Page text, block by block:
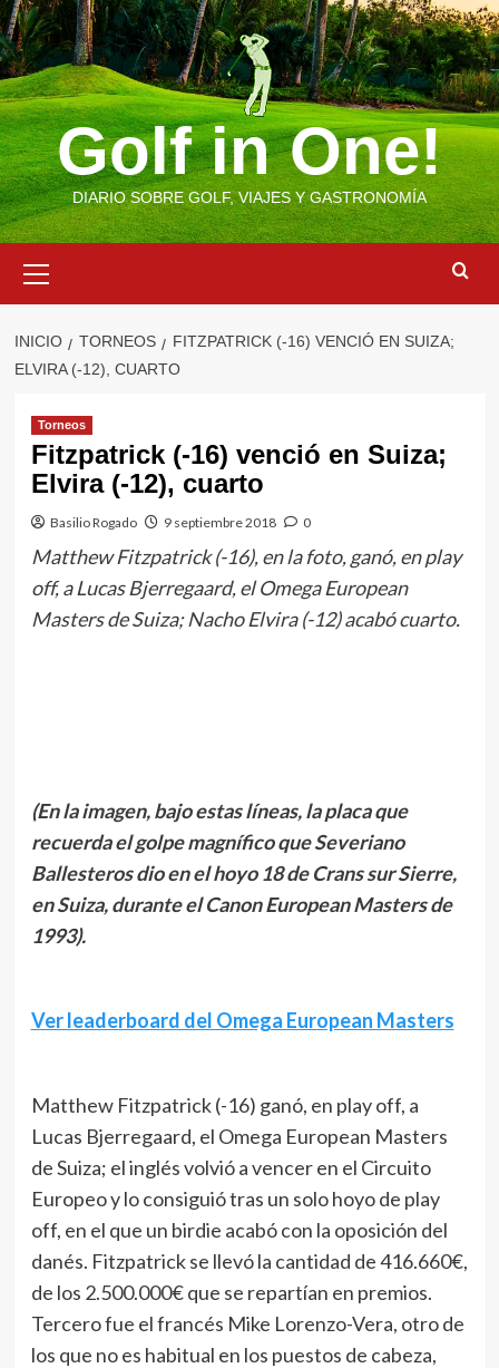
Saltar
al
contenido
Golf in One!
DIARIO SOBRE GOLF, VIAJES Y GASTRONOMÍA
primario
INICIO TORNEOS
FITZPATRICK (-16) VENCIÓ EN SUIZA;
ELVIRA (-12), CUARTO
Torneos
Fitzpatrick (-16) venció en Suiza;
Elvira (-12), cuarto
Basilio Rogado 9 septiembre 2018 0
Matthew Fitzpatrick (-16), en la foto, ganó, en play
off, a Lucas Bjerregaard, el Omega European
Masters de Suiza; Nacho Elvira (-12) acabó cuarto.
(En la imagen, bajo estas líneas, la placa que
recuerda el golpe magnífico que Severiano
Ballesteros dio en el hoyo 18 de Crans sur Sierre,
en Suiza, durante el Canon European Masters de
1993).
Ver leaderboard del Omega European Masters
Matthew Fitzpatrick (-16) ganó, en play off, a
Lucas Bjerregaard, el Omega European Masters
de Suiza; el inglés volvió a vencer en el Circuito
Europeo y lo consiguió tras un solo hoyo de play
off, en el que un birdie acabó con la oposición del
danés. Fitzpatrick se llevó la cantidad de 416.660€,
de los 2.500.000€ que se repartían en premios.
Tercero fue el francés Mike Lorenzo-Vera, otro de
los que no es habitual en los puestos de cabeza,